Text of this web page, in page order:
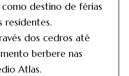
destino de férias
residentes.
dos cedros até
berbere nas
Atlas.